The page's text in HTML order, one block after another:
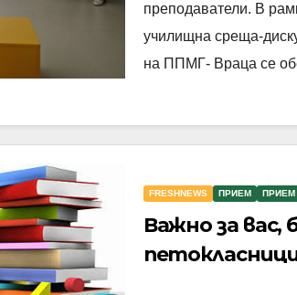
преподаватели. В
училищна среща-
на ППМГ- Враца се
FRESHNEWS ПРИЕМ ПРИЕМ
Важно за вас,